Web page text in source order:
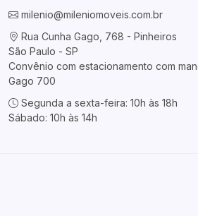
milenio@mileniomoveis.com.br
Rua Cunha Gago, 768 - Pinheiros
São Paulo - SP
Convênio com estacionamento com
Gago 700
Segunda a sexta-feira: 10h às 18h
Sábado: 10h às 14h